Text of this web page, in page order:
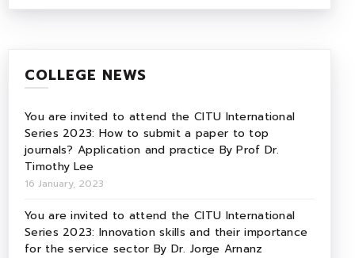
COLLEGE NEWS
You are invited to attend the CITU International
Series 2023: How to submit a paper to top
journals? Application and practice By Prof Dr.
Timothy Lee
16 January, 2023
You are invited to attend the CITU International
Series 2023: Innovation skills and their importance
for the service sector By Dr. Jorge Arnanz